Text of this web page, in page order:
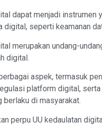
dapat menjadi
digital, seperti keamanan
merupakan undang-
digital.
aspek, termasuk
platform digital,
berlaku di masyarakat.
perpu UU kedaulatan